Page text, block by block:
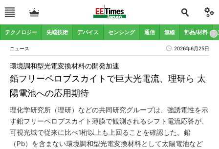
テクノロジー 先端技術 デバイス センシング 通信 無線 部品/材料
ニュース 2026年6月25日
鉛フリーペロブスカイトで巨大光電流、理研ら 太
陽電池への応用期待
環境調和型光電変換材料の開発加速
理化学研究所（理研）などの共同研究グループは、強誘電性を示
す鉛フリーペロブスカイト薄膜で観測されるシフト電流応答が、
可視光域で従来に比べ1桁以上も上回ることを確認した。鉛
（Pb）を含まない環境調和型光電変換材料として太陽電池など